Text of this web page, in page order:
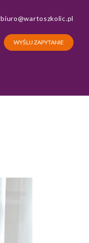
biuro@wartoszkolic.pl
WYŚLIJ ZAPYTANIE